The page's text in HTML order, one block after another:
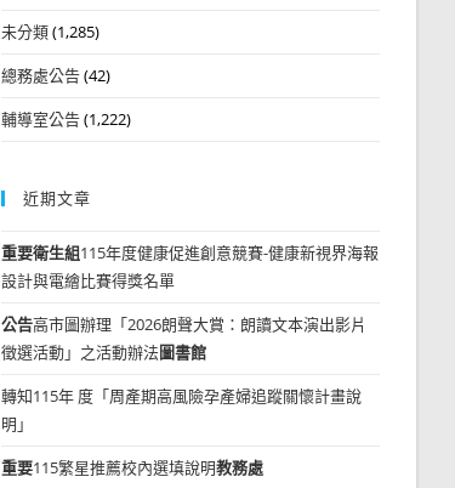
未分類(1,285)
總務處公告(42)
輔導室公告(1,222)
近期文章
重要衛生組115年度健康促進創意競賽-健康新視界海報
設計與電繪比賽得獎名單
公告高市圖辦理「2026朗聲大賞：朗讀文本演出影片
徵選活動」之活動辦法圖書館
轉知115年 度「周產期高風險孕產婦追蹤關懷計畫說
明」
重要115繁星推薦校內選填說明教務處